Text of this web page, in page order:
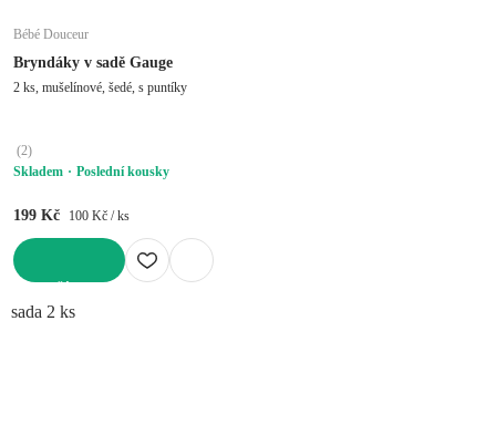
Bébé Douceur
Bryndáky v sadě Gauge
2 ks, mušelínové, šedé, s puntíky
(2)
Skladem
Poslední kousky
199 Kč 100 Kč / ks
sada 2 ks